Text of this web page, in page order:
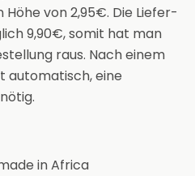
von 2,95€. Die Liefer-
9,90€, somit hat man
raus. Nach einem
automatisch, eine
in Africa